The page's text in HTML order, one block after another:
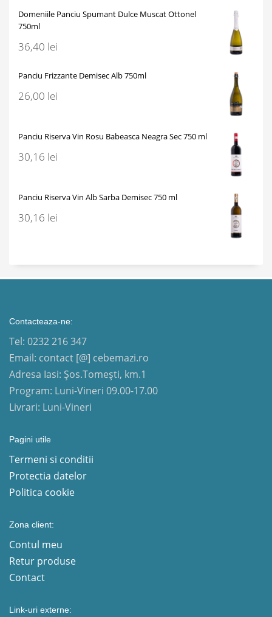
Domeniile Panciu Spumant Dulce Muscat Ottonel
750ml
36,40 lei
Panciu Frizzante Demisec Alb 750ml
26,00 lei
Panciu Riserva Vin Rosu Babeasca Neagra Sec 750 ml
30,16 lei
Panciu Riserva Vin Alb Sarba Demisec 750 ml
30,16 lei
Contacteaza-ne:
Tel: 0232 216 347
Email: contact [@] cebemazi.ro
Adresa Iasi: Șos.Tomești, km.1
Program: Luni-Vineri 09.00-17.00
Livrari: Luni-Vineri
Pagini utile
Termeni si conditii
Protectia datelor
Politica cookie
Zona client:
Contul meu
Retur produse
Contact
Link-uri externe: